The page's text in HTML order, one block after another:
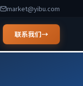
market@yibu.com
联系我们→